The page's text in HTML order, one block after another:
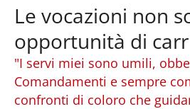
Le vocazioni non
opportunità di
"I servi miei sono umili,
Comandamenti e sempre
confronti di coloro che